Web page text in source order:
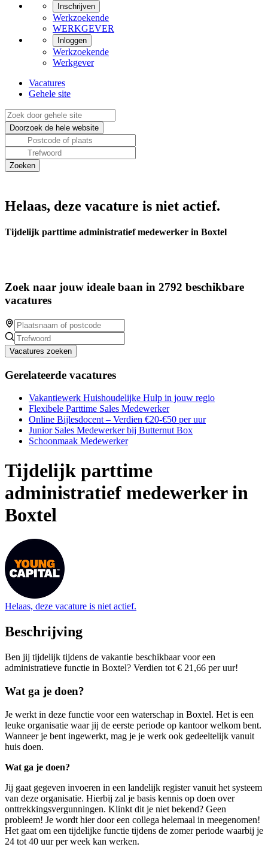
Inschrijven
Werkzoekende
WERKGEVER
Inloggen
Werkzoekende
Werkgever
Vacatures
Gehele site
Helaas, deze vacature is niet actief.
Tijdelijk parttime administratief medewerker in Boxtel
Zoek naar jouw ideale baan in 2792 beschikbare
vacatures
Vacatures zoeken
Gerelateerde vacatures
Vakantiewerk Huishoudelijke Hulp in jouw regio
Flexibele Parttime Sales Medewerker
Online Bijlesdocent – Verdien €20-€50 per uur
Junior Sales Medewerker bij Butternut Box
Schoonmaak Medewerker
Tijdelijk parttime
administratief medewerker in
Boxtel
Helaas, deze vacature is niet actief.
Beschrijving
Ben jij tijdelijk tijdens de vakantie beschikbaar voor een
administratieve functie in Boxtel? Verdien tot € 21,66 per uur!
Wat ga je doen?
Je werkt in deze functie voor een waterschap in Boxtel. Het is een
leuke organisatie waar jij de eerste periode op kantoor welkom bent.
Wanneer je bent ingewerkt, mag je je werk ook gedeeltelijk vanuit
huis doen.
Wat ga je doen?
Jij gaat gegeven invoeren in een landelijk register vanuit het systeem
van deze organisatie. Hierbij zal je basis kennis op doen over
onttrekkingsvergunningen. Klinkt dit je niet bekend? Geen
probleem! Je wordt hier door een collega helemaal in meegenomen!
Het gaat om een tijdelijke functie tijdens de zomer periode waarbij je
24 tot 40 uur per week kan werken.